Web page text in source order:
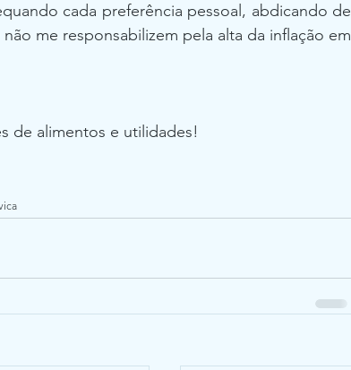
cada preferência pessoal, abdicando de
me responsabilizem pela alta da inflação em
de alimentos e utilidades!